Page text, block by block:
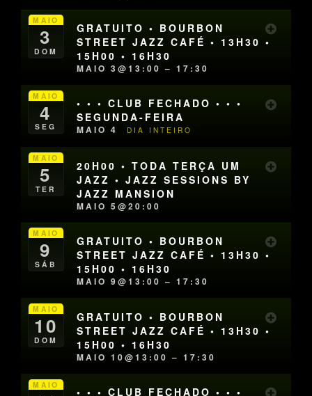
MAIO
3
DOM
GRATUITO • BOURBON
STREET JAZZ CAFÉ • 13H30 •
15H00 • 16H30
MAIO 3@13:00 – 17:30
MAIO
4
SEG
• • • CLUB FECHADO • • •
SEGUNDA-FEIRA
MAIO 4 DIA INTEIRO
MAIO
5
TER
20H00 • TODA TERÇA UM
JAZZ • JAZZ SESSIONS BY
JAZZ MANSION
MAIO 5@20:00
MAIO
9
SÁB
GRATUITO • BOURBON
STREET JAZZ CAFÉ • 13H30 •
15H00 • 16H30
MAIO 9@13:00 – 17:30
MAIO
10
DOM
GRATUITO • BOURBON
STREET JAZZ CAFÉ • 13H30 •
15H00 • 16H30
MAIO 10@13:00 – 17:30
MAIO
• • • CLUB FECHADO • • •